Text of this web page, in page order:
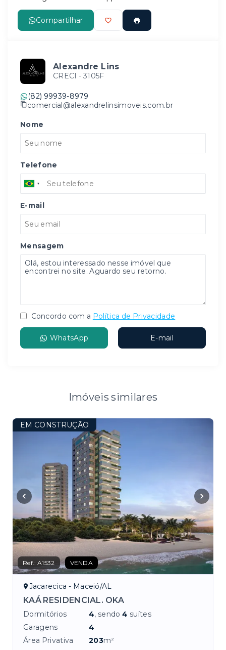
Compartilhar
Alexandre Lins
CRECI - 3105F
(82) 99939-8979
comercial@alexandrelinsimoveis.com.br
Nome
Telefone
E-mail
Mensagem
Concordo com a Política de Privacidade
WhatsApp E-mail
Imóveis similares
EM CONSTRUÇÃO
Ref.:A1532 VENDA
Jacarecica - Maceió/AL
KAÁ RESIDENCIAL. OKA
Dormitórios 4, sendo4 suítes
Garagens
4
Área Privativa
203m²